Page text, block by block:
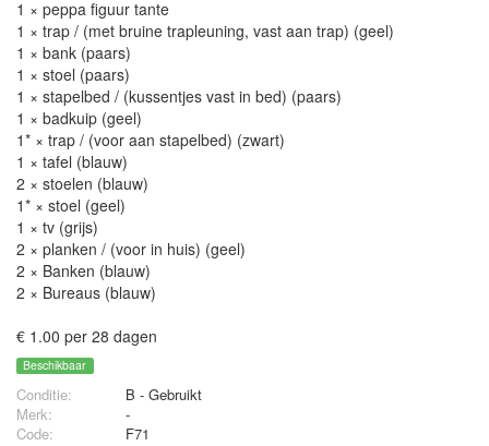
1 × peppa figuur tante
1 × trap / (met bruine trapleuning, vast aan trap) (geel)
1 × bank (paars)
1 × stoel (paars)
1 × stapelbed / (kussentjes vast in bed) (paars)
1 × badkuip (geel)
1* × trap / (voor aan stapelbed) (zwart)
1 × tafel (blauw)
2 × stoelen (blauw)
1* × stoel (geel)
1 × tv (grijs)
2 × planken / (voor in huis) (geel)
2 × Banken (blauw)
2 × Bureaus (blauw)
€ 1.00 per 28 dagen
Beschikbaar
Conditie:
B - Gebruikt
Merk:
-
Code:
F71